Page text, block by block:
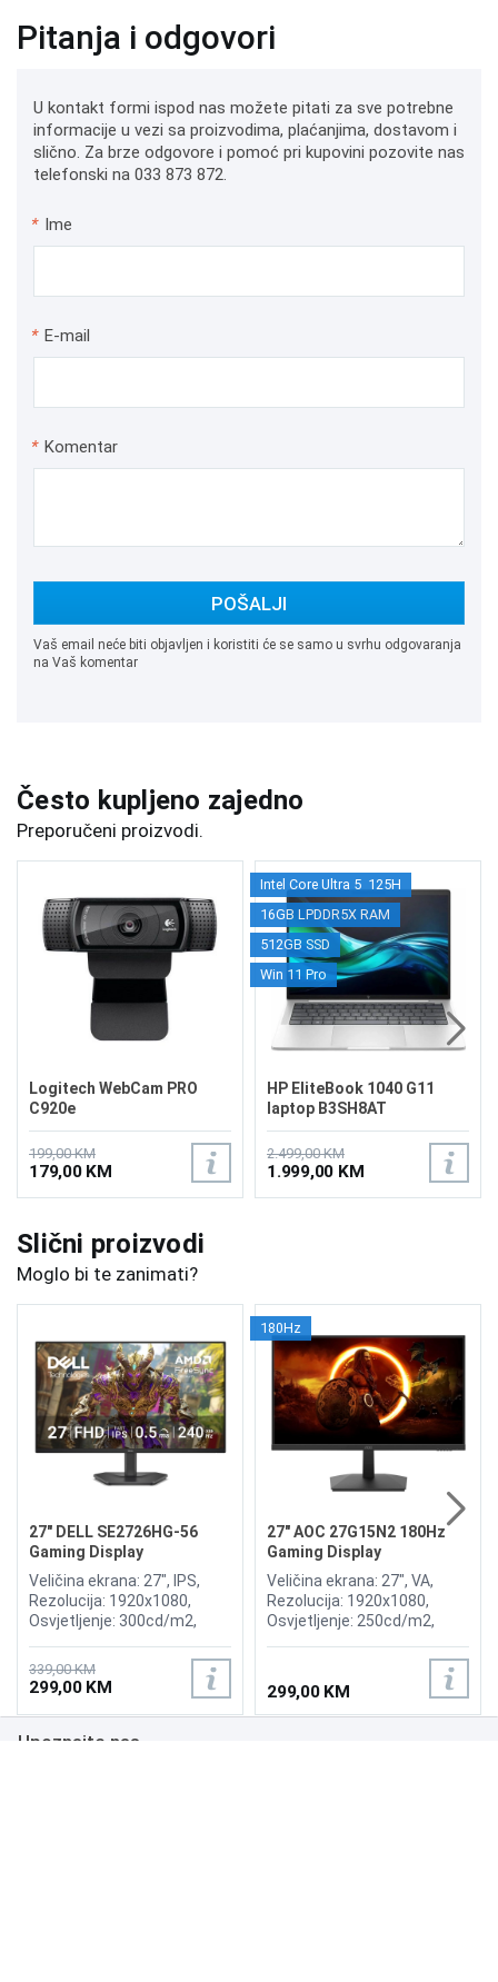
Pitanja i odgovori
U kontakt formi ispod nas možete pitati za sve potrebne
informacije u vezi sa proizvodima, plaćanjima, dostavom i
slično. Za brze odgovore i pomoć pri kupovini pozovite nas
telefonski na 033 873 872.
* Ime
* E-mail
* Komentar
POŠALJI
Vaš email neće biti objavljen i koristiti će se samo u svrhu odgovaranja
na Vaš komentar
Često kupljeno zajedno
Preporučeni proizvodi.
Logitech WebCam PRO
C920e
199,00 KM
179,00 KM
Intel Core Ultra 5 125H
16GB LPDDR5X RAM
512GB SSD
Win 11 Pro
HP EliteBook 1040 G11
laptop B3SH8AT
2.499,00 KM
1.999,00 KM
Slični proizvodi
Moglo bi te zanimati?
27" DELL SE2726HG-56
Gaming Display
Veličina ekrana: 27", IPS,
Rezolucija: 1920x1080,
Osvjetljenje: 300cd/m2,
Osvježenje: 240Hz, AMD
FreeSync Premium,
Priključci: HDMI x2,
DisplayPort
339,00 KM
299,00 KM
180Hz
27" AOC 27G15N2 180Hz
Gaming Display
Veličina ekrana: 27", VA,
Rezolucija: 1920x1080,
Osvjetljenje: 250cd/m2,
DisplayPort 1.4,
299,00 KM
Upoznajte nas